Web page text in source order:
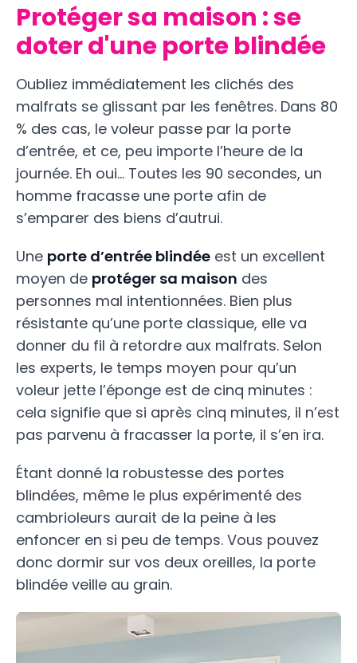
Protéger sa maison : se
doter d'une porte blindée
Oubliez immédiatement les clichés des
malfrats se glissant par les fenêtres. Dans 80
% des cas, le voleur passe par la porte
d’entrée, et ce, peu importe l’heure de la
journée. Eh oui… Toutes les 90 secondes, un
homme fracasse une porte afin de
s’emparer des biens d’autrui.
Une porte d’entrée blindée est un excellent
moyen de protéger sa maison des
personnes mal intentionnées. Bien plus
résistante qu’une porte classique, elle va
donner du fil à retordre aux malfrats. Selon
les experts, le temps moyen pour qu’un
voleur jette l’éponge est de cinq minutes :
cela signifie que si après cinq minutes, il n’est
pas parvenu à fracasser la porte, il s’en ira.
Étant donné la robustesse des portes
blindées, même le plus expérimenté des
cambrioleurs aurait de la peine à les
enfoncer en si peu de temps. Vous pouvez
donc dormir sur vos deux oreilles, la porte
blindée veille au grain.